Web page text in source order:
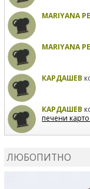
MARIYANA
MARIYANA
КАРДАШЕВ
КАРДАШЕВ
печени
ЛЮБОПИТНО